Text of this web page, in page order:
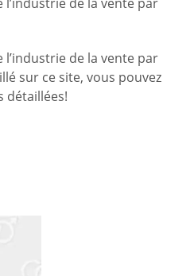
de la vente par
sur ce site, vous pouvez
détaillées!